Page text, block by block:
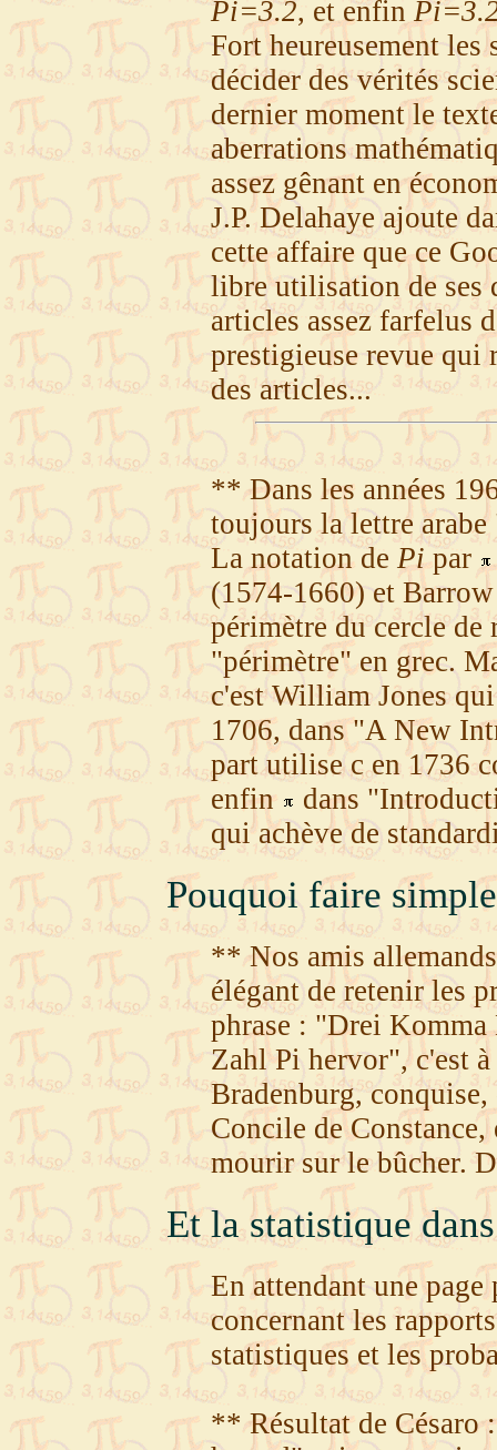
Pi=3.2, et enfin
Fort heureusement
décider des vérités
dernier moment le
aberrations
assez gênant en
J.P. Delahaye ajoute
cette affaire que ce
libre utilisation de ses
articles assez farfelus
prestigieuse revue qui
des articles...
** Dans les années
toujours la lettre
La notation de Pi par
(1574-1660) et
périmètre du cercle
"périmètre" en grec.
c'est William Jones
1706, dans "A New
part utilise c en 1736
enfin
dans
qui achève de
Pouquoi faire
** Nos amis
élégant de retenir les
phrase : "Drei
Zahl Pi hervor", c'est
Bradenburg,
Concile de
mourir sur le bûcher.
Et la statistique
En attendant une
concernant les
statistiques et les
** Résultat de